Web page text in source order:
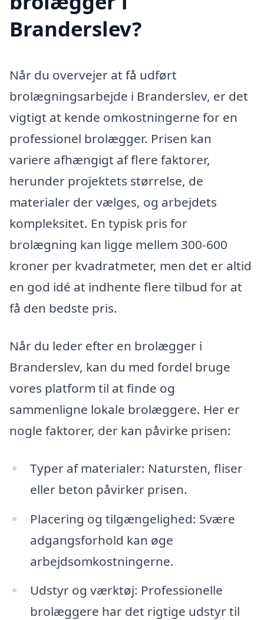
Branderslev?
Når du overvejer at få udført
brolægningsarbejde i Branderslev, er det
vigtigt at kende omkostningerne for en
professionel brolægger. Prisen kan
variere afhængigt af flere faktorer,
herunder projektets størrelse, de
materialer der vælges, og arbejdets
kompleksitet. En typisk pris for
brolægning kan ligge mellem 300-600
kroner per kvadratmeter, men det er altid
en god idé at indhente flere tilbud for at
få den bedste pris.
Når du leder efter en brolægger i
Branderslev, kan du med fordel bruge
vores platform til at finde og
sammenligne lokale brolæggere. Her er
nogle faktorer, der kan påvirke prisen:
Typer af materialer: Natursten, fliser
eller beton påvirker prisen.
Placering og tilgængelighed: Svære
adgangsforhold kan øge
arbejdsomkostningerne.
Udstyr og værktøj: Professionelle
brolæggere har det rigtige udstyr til